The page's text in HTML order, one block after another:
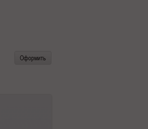
Оформить